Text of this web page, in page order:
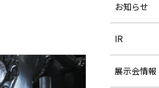
お知らせ
IR
展示会情報